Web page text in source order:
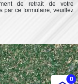
de retrait de votre
par ce formulaire, veuillez